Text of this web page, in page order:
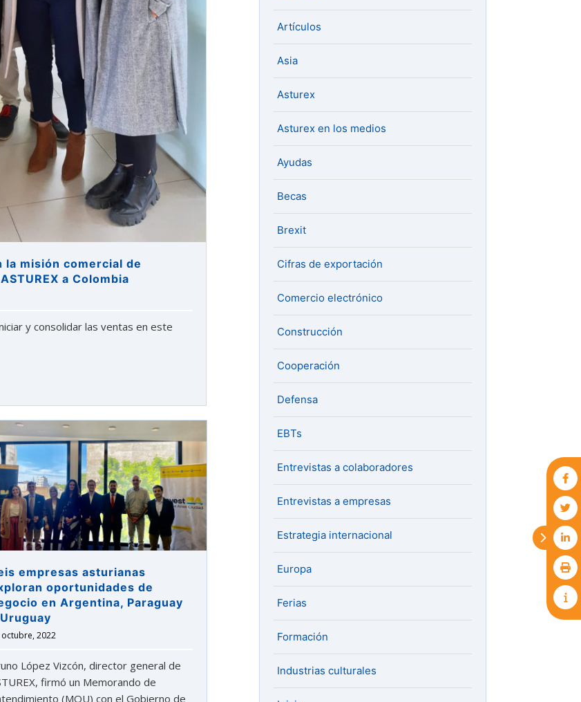
misión comercial de
a Colombia
y consolidar las ventas en este
empresas asturianas
oportunidades de
en Argentina, Paraguay
2022
López Vizcón, director general de
firmó un Memorando de
(MOU) con el Gobierno de
Artículos
Asia
Asturex
Asturex en los medios
Ayudas
Becas
Brexit
Cifras de exportación
Comercio electrónico
Construcción
Cooperación
Defensa
EBTs
Entrevistas a colaboradores
Entrevistas a empresas
Estrategia internacional
Europa
Ferias
Formación
Industrias culturales